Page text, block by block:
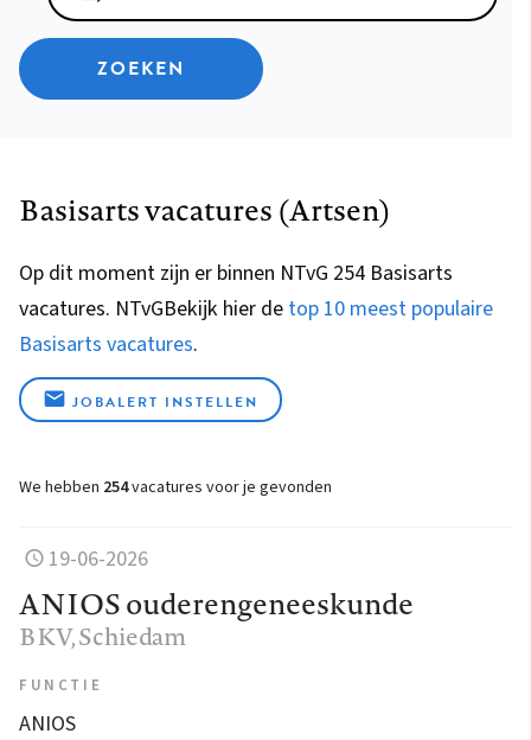
ZOEKEN
Basisarts vacatures (Artsen)
Op dit moment zijn er binnen NTvG 254 Basisarts
vacatures. NTvGBekijk hier de top 10 meest populaire
Basisarts vacatures.
JOBALERT INSTELLEN
We hebben 254vacatures voor je gevonden
19-06-2026
ANIOS ouderengeneeskunde
BKV, Schiedam
FUNCTIE
ANIOS